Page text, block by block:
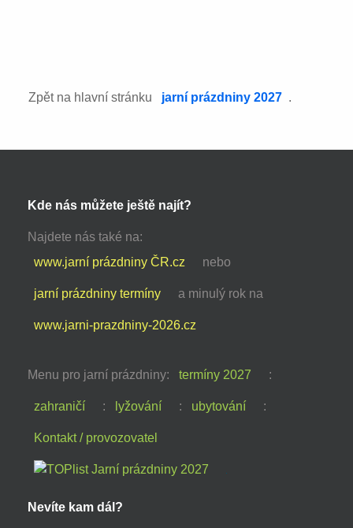
Zpět na hlavní stránku jarní prázdniny 2027 .
Kde nás můžete ještě najít?
Najdete nás také na:
www.jarní prázdniny ČR.cz
nebo
jarní prázdniny termíny a minulý rok na
www.jarni-prazdniny-2026.cz
Menu pro jarní prázdniny: termíny 2027 :
zahraničí : lyžování : ubytování :
Kontakt / provozovatel
Nevíte kam dál?